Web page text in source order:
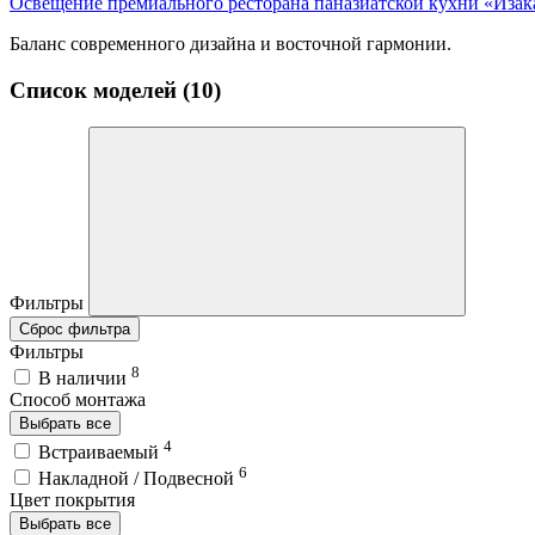
Баланс современного дизайна и восточной гармонии.
Список моделей (10)
Фильтры
Сброс фильтра
Фильтры
В наличии 8
Способ монтажа
Выбрать все
Встраиваемый 4
Накладной / Подвесной 6
Цвет покрытия
Выбрать все